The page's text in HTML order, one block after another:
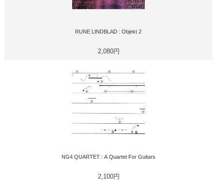
RUNE LINDBLAD : Objekt 2
2,080円
NG4 QUARTET : A Quartet For Guitars
2,100円